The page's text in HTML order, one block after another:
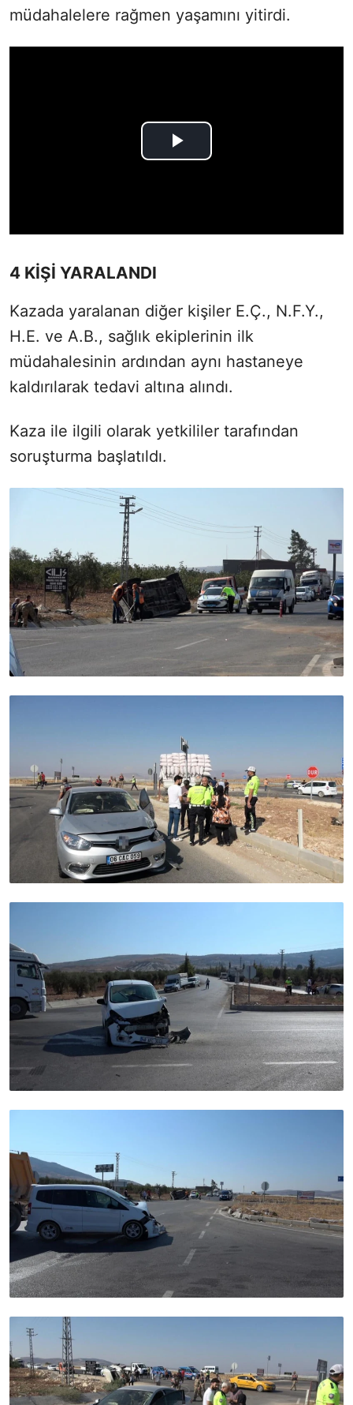
müdahalelere rağmen yaşamını yitirdi.
4 KİŞİ YARALANDI
Kazada yaralanan diğer kişiler E.Ç., N.F.Y.,
H.E. ve A.B., sağlık ekiplerinin ilk
müdahalesinin ardından aynı hastaneye
kaldırılarak tedavi altına alındı.
Kaza ile ilgili olarak yetkililer tarafından
soruşturma başlatıldı.